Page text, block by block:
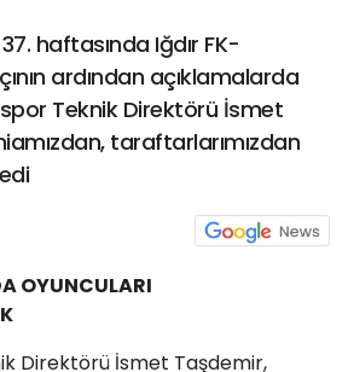
haftasında Iğdır FK-
ardından açıklamalarda
Teknik Direktörü İsmet
taraftarlarımızdan
OYUNCULARI
Direktörü İsmet Taşdemir,
02624132333
haber@golcukpostasi.com